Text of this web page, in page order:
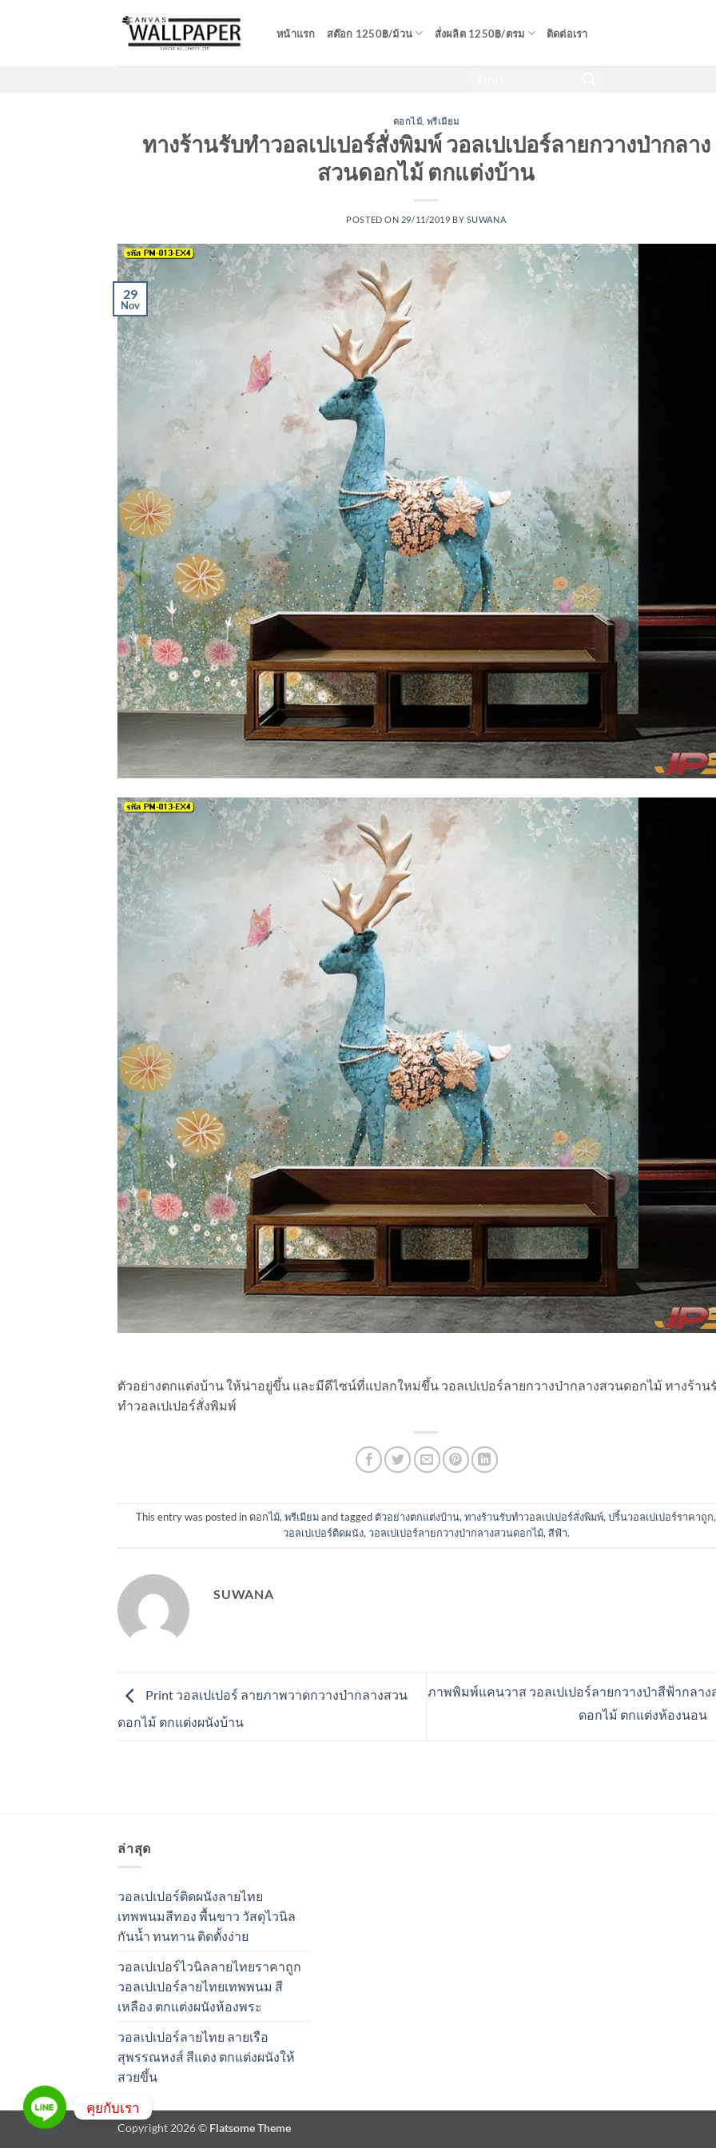
หน้าแรก สต๊อก 1250฿/ม้วน สั่งผลิต 1250฿/ตรม ติดต่อเรา
ดอกไม้ พรีเมียม
ทางร้านรับทำวอลเปเปอร์สั่งพิมพ์ วอลเปเปอร์ลายกวางป่ากลาง
สวนดอกไม้ ตกแต่งบ้าน
POSTED ON 29/11/2019 BY SUWANA
29
Nov
ตัวอย่างตกแต่งบ้าน ให้น่าอยู่ขึ้น และมีดีไซน์ที่แปลกใหม่ขึ้น วอลเปเปอร์ลายกวางป่ากลางสวนดอกไม้ ทางร้าน
ทำวอลเปเปอร์สั่งพิมพ์
This entry was posted in ดอกไม้,พรีเมียมand tagged ตัวอย่างตกแต่งบ้าน,ทางร้านรับทำวอลเปเปอร์สั่งพิมพ์,ปริ้นวอลเปเปอร์ราคาถูก,
วอลเปเปอร์ติดผนัง, วอลเปเปอร์ลายกวางป่ากลางสวนดอกไม้, สีฟ้า.
SUWANA
Print วอลเปเปอร์ ลายภาพวาดกวางป่ากลางสวน
ดอกไม้ ตกแต่งผนังบ้าน
ภาพพิมพ์แคนวาส วอลเปเปอร์ลายกวางป่าสีฟ้ากลาง
ดอกไม้ ตกแต่งห้องนอน
ล่าสุด
วอลเปเปอร์ติดผนังลายไทย
เทพพนมสีทอง พื้นขาว วัสดุไวนิล
กันน้ำ ทนทาน ติดตั้งง่าย
วอลเปเปอร์ไวนิลลายไทยราคาถูก
วอลเปเปอร์ลายไทยเทพพนม สี
เหลือง ตกแต่งผนังห้องพระ
วอลเปเปอร์ลายไทย ลายเรือ
สุพรรณหงส์ สีแดง ตกแต่งผนังให้
สวยขึ้น
Copyright 2026 © Flatsome Theme
คุยกับเรา